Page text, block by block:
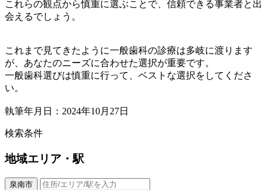
これらの観点から慎重に選ぶことで、信頼できる事業者と出
会えるでしょう。
これまで見てきたように一般歯科の診療は多岐に渡ります
が、あなたのニーズに合わせた選択が重要です。
一般歯科選びは慎重に行って、ベストな選択をしてくださ
い。
執筆年月日：2024年10月27日
検索条件
地域エリア・駅
泉南市